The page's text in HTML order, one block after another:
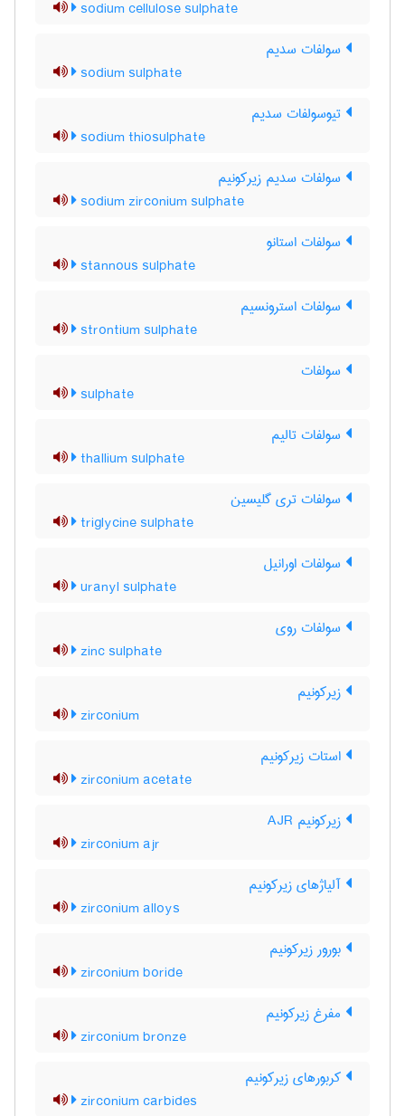
sodium cellulose sulphate
سولفات سدیم
sodium sulphate
تیوسولفات سدیم
sodium thiosulphate
سولفات سدیم زیرکونیم
sodium zirconium sulphate
سولفات استانو
stannous sulphate
سولفات استرونسیم
strontium sulphate
سولفات
sulphate
سولفات تالیم
thallium sulphate
سولفات تری گلیسین
triglycine sulphate
سولفات اورانیل
uranyl sulphate
سولفات روی
zinc sulphate
زیرکونیم
zirconium
استات زیرکونیم
zirconium acetate
زیرکونیم AJR
zirconium ajr
آلیاژهای زیرکونیم
zirconium alloys
بورور زیرکونیم
zirconium boride
مفرغ زیرکونیم
zirconium bronze
کربورهای زیرکونیم
zirconium carbides